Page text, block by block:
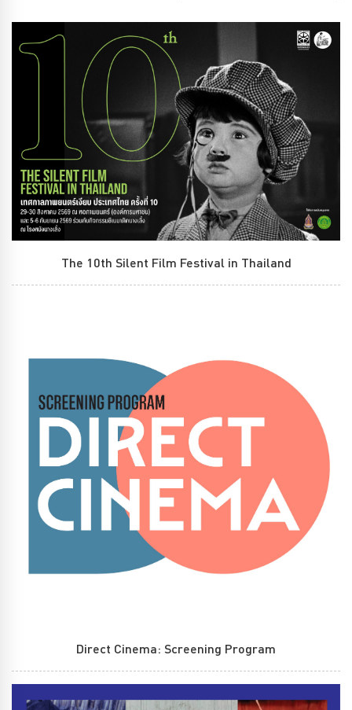
The 10th Silent Film Festival in Thailand
Direct Cinema: Screening Program